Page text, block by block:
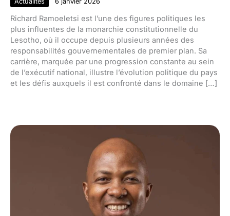
Richard Ramoeletsi est l’une des figures politiques les
plus influentes de la monarchie constitutionnelle du
Lesotho, où il occupe depuis plusieurs années des
responsabilités gouvernementales de premier plan. Sa
carrière, marquée par une progression constante au sein
de l’exécutif national, illustre l’évolution politique du pays
et les défis auxquels il est confronté dans le domaine […]